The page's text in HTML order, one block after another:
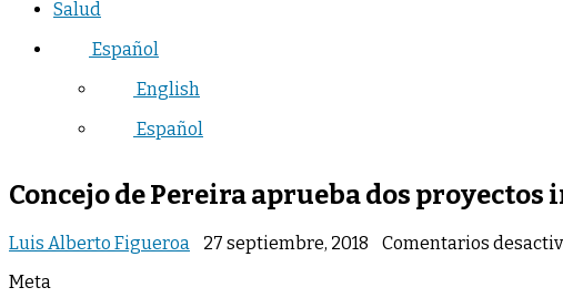
Salud
Español
English
Español
Concejo de Pereira aprueba dos
Luis Alberto Figueroa 27 septiembre, 2018 Comentarios
Meta